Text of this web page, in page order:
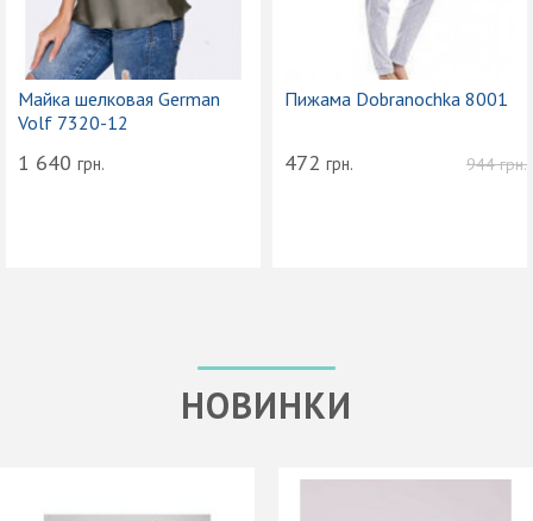
Майка шелковая German
Volf 7320-12
1 640 грн.
Пижама Dobranochka 8001
944грн.
472 грн.
НОВИНКИ